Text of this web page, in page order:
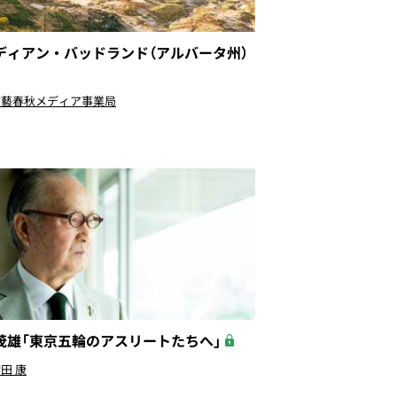
ィアン・バッドランド（アルバータ州）
春秋メディア事業局
雄「東京五輪のアスリートたちへ」
康